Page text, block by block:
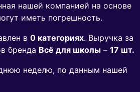
нашей компанией на основе
иметь погрешность.
в 0 категориях. Выручка за
бренда Всё для школы – 17 шт.
неделю, по данным нашей